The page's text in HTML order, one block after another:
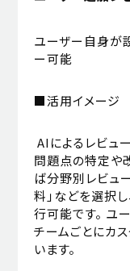
ユーザー自身が
ー可能
■活用イメージ
AIによるレビュ
問題点の特定や
ば分野別レビュ
料」などを選択
行可能です。 ユ
チームごとにカ
います。